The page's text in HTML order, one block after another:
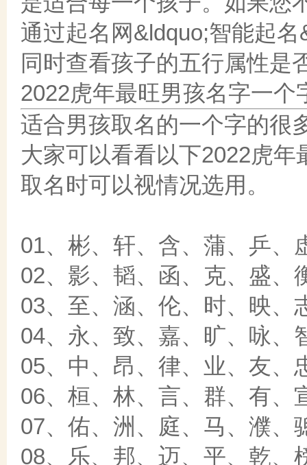
通过起名网&ldquo;智能起
同时查看孩子的五行属性是
2022虎年最旺男孩名字一个
适合男孩取名的一个字的很
大家可以看看以下2022虎
取名时可以视情况选用。
01、彬、轩、含、蒲、乒、
02、影、韬、函、克、盛、
03、至、涵、伦、时、映、
04、永、致、嘉、旷、咏、
05、中、昂、律、业、友、
06、桓、林、言、群、有、
07、佑、洲、庭、马、濮、
08、乐、邦、迈、平、乾、